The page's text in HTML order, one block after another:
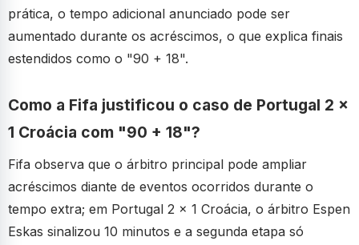
prática, o tempo adicional anunciado pode ser
aumentado durante os acréscimos, o que explica finais
estendidos como o "90 + 18".
Como a Fifa justificou o caso de Portugal 2 x
1 Croácia com "90 + 18"?
Fifa observa que o árbitro principal pode ampliar
acréscimos diante de eventos ocorridos durante o
tempo extra; em Portugal 2 x 1 Croácia, o árbitro Espen
Eskas sinalizou 10 minutos e a segunda etapa só